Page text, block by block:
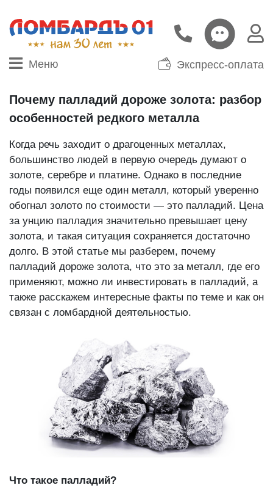
Меню Экспресс-оплата
Почему палладий дороже золота: разбор
особенностей редкого металла
Когда речь заходит о драгоценных металлах,
большинство людей в первую очередь думают о
золоте, серебре и платине. Однако в последние
годы появился еще один металл, который уверенно
обогнал золото по стоимости — это палладий. Цена
за унцию палладия значительно превышает цену
золота, и такая ситуация сохраняется достаточно
долго. В этой статье мы разберем, почему
палладий дороже золота, что это за металл, где его
применяют, можно ли инвестировать в палладий, а
также расскажем интересные факты по теме и как он
связан с ломбардной деятельностью.
Что такое палладий?